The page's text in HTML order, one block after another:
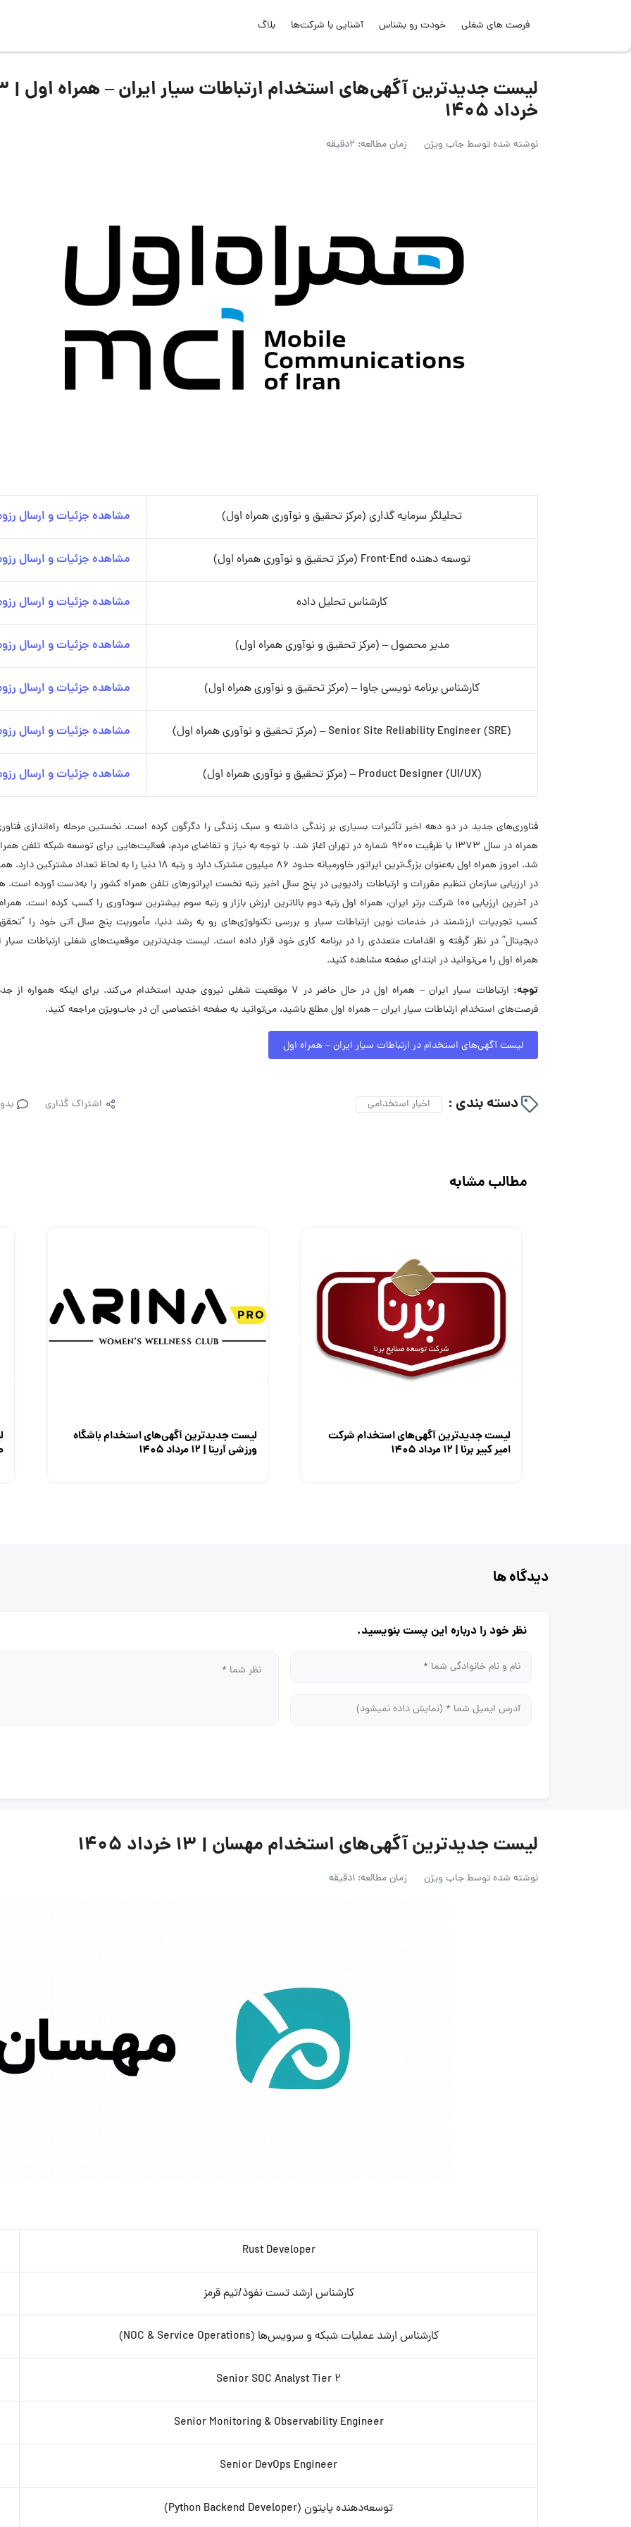
فرصت های شغلی خودت رو بشناس آشنایی با شرکت‌ها بلاگ
لیست جدیدترین
خرداد ۱۴۰۵
نوشته شده توسطجاب ویژن زمان مطالعه: 2دقیقه
تحلیلگر سرمایه گذاری (مرکز تحقیق و نوآوری همراه اول) مشاهده جزئیات و ارسال
توسعه دهنده Front-End (مرکز تحقیق و نوآوری همراه اول) مشاهده جزئیات و ارسال
کارشناس تحلیل داده مشاهده جزئیات و ارسال
مدیر محصول – (مرکز تحقیق و نوآوری همراه اول) مشاهده جزئیات و ارسال
کارشناس برنامه نویسی جاوا – (مرکز تحقیق و نوآوری همراه اول) مشاهده جزئیات و ارسال
Senior Site Reliability Engineer (SRE) – (مرکز تحقیق و نوآوری همراه اول) مشاهده جزئیات و ارسال
Product Designer (UI/UX) – (مرکز تحقیق و نوآوری همراه اول) مشاهده جزئیات و ارسال
فناوری‌های جدید در دو دهه اخیر تأثیرات بسیاری بر زندگی داشته و سبک زندگی را دگرگون کرده است. نخستین مرحله راه‌اندازی
همراه در سال ۱۳۷۳ با ظرفیت ۹۲۰۰ شماره در تهران آغاز شد. با توجه به نیاز و تقاضای مردم، فعالیت‌هایی برای توسعه شبکه تلفن
شد. امروز همراه اول به‌عنوان بزرگ‌ترین اپراتور خاورمیانه حدود ۸۶ میلیون مشترک دارد و رتبه ۱۸ دنیا را به لحاظ تعداد
در ارزیابی سازمان تنظیم مقررات و ارتباطات رادیویی در پنج سال اخیر رتبه نخست اپراتورهای تلفن همراه کشور را به‌دست آورده است.
در آخرین ارزیابی ۱۰۰ شرکت برتر ایران، همراه اول رتبه دوم بالاترین ارزش بازار و رتبه سوم بیشترین سودآوری را کسب کرده است.
کسب تجربیات ارزشمند در خدمات نوین ارتباطات سیار و بررسی تکنولوژی‌های رو به رشد دنیا، مأموریت پنج سال آتی خود را
دیجیتال” در نظر گرفته و اقدامات متعددی را در برنامه کاری خود قرار داده است. لیست جدیدترین موقعیت‌های شغلی ارتباطات سیار
همراه اول را می‌توانید در ابتدای صفحه مشاهده کنید.
توجه:
ارتباطات سیار ایران – همراه اول در حال حاضر در ۷ موقعیت شغلی نیروی جدید استخدام می‌کند. برای اینکه همواره
فرصت‌های استخدام ارتباطات سیار ایران – همراه اول مطلع باشید، می‌توانید به صفحه اختصاصی آن در جاب‌ویژن مراجعه کنید.
لیست آگهی‌های استخدام در ارتباطات سیار ایران – همراه اول
دسته بندی : اخبار استخدامی اشتراک گذاری
مطالب مشابه
لیست جدیدترین آگهی‌های استخدام شرکت
امیر کبیر برنا | ۱۲ مرداد ۱۴۰۵
لیست جدیدترین آگهی‌های استخدام باشگاه
ورزشی آرینا | ۱۲ مرداد ۱۴۰۵
دیدگاه ها
نظر خود را درباره این پست بنویسید.
لیست جدیدترین آگهی‌های استخدام مهسان | ۱۳ خرداد ۱۴۰۵
نوشته شده توسطجاب ویژن زمان مطالعه: 1دقیقه
Rust Developer
کارشناس ارشد تست نفوذ/تیم قرمز
کارشناس ارشد عملیات شبکه و سرویس‌ها (NOC & Service Operations)
Senior SOC Analyst Tier 2
Senior Monitoring & Observability Engineer
Senior DevOps Engineer
توسعه‌دهنده پایتون (Python ‌Backend Developer)